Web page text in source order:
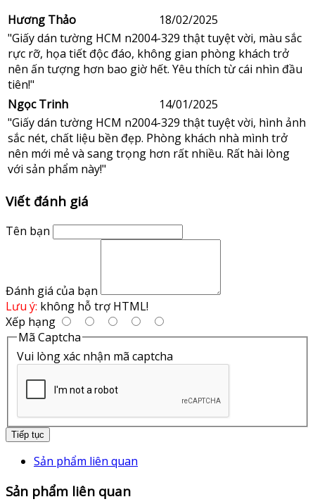
Hương Thảo
18/02/2025
"Giấy dán tường HCM n2004-329 thật tuyệt vời, màu sắc
rực rỡ, họa tiết độc đáo, không gian phòng khách trở
nên ấn tượng hơn bao giờ hết. Yêu thích từ cái nhìn đầu
tiên!"
Ngọc Trinh
14/01/2025
"Giấy dán tường HCM n2004-329 thật tuyệt vời, hình ảnh
sắc nét, chất liệu bền đẹp. Phòng khách nhà mình trở
nên mới mẻ và sang trọng hơn rất nhiều. Rất hài lòng
với sản phẩm này!"
Viết đánh giá
Tên bạn
Đánh giá của bạn
Lưu ý: không hỗ trợ HTML!
Xếp hạng
Mã Captcha
Vui lòng xác nhận mã captcha
Tiếp tục
Sản phẩm liên quan
Sản phẩm liên quan